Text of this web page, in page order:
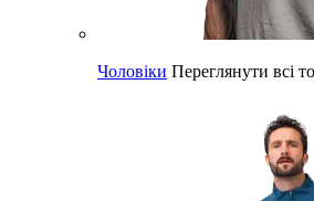
Чоловіки Переглянути всі